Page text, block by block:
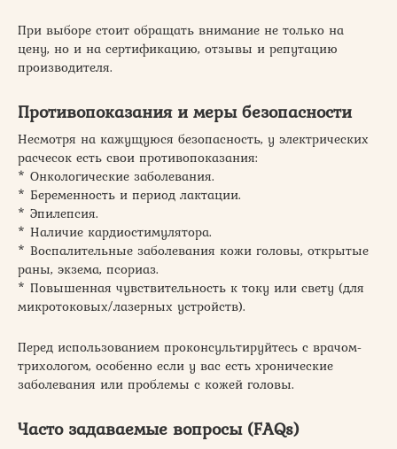
При выборе стоит обращать внимание не только на
цену, но и на сертификацию, отзывы и репутацию
производителя.
Противопоказания и меры безопасности
Несмотря на кажущуюся безопасность, у электрических
расчесок есть свои противопоказания:
* Онкологические заболевания.
* Беременность и период лактации.
* Эпилепсия.
* Наличие кардиостимулятора.
* Воспалительные заболевания кожи головы, открытые
раны, экзема, псориаз.
* Повышенная чувствительность к току или свету (для
микротоковых/лазерных устройств).
Перед использованием проконсультируйтесь с врачом-
трихологом, особенно если у вас есть хронические
заболевания или проблемы с кожей головы.
Часто задаваемые вопросы (FAQs)